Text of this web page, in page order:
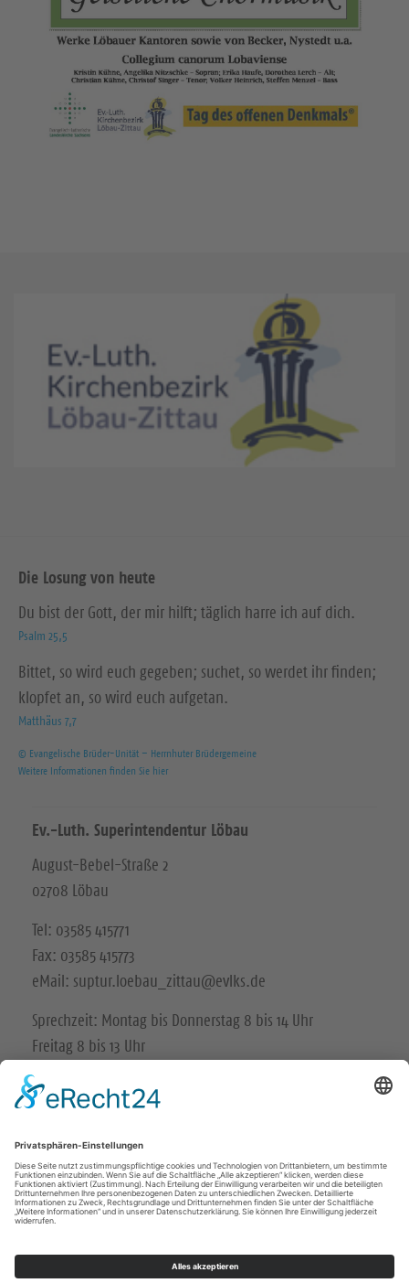
Die Losung von heute
Du bist der Gott, der mir hilft; täglich harre ich auf dich.
Psalm 25,5
Bittet, so wird euch gegeben; suchet, so werdet ihr finden;
klopfet an, so wird euch aufgetan.
Matthäus 7,7
© Evangelische Brüder-Unität – Herrnhuter Brüdergemeine
Weitere Informationen finden Sie hier
Ev.-Luth. Superintendentur Löbau
August-Bebel-Straße 2
02708 Löbau
Tel: 03585 415771
Fax: 03585 415773
eMail: suptur.loebau_zittau@evlks.de
Sprechzeit: Montag bis Donnerstag 8 bis 14 Uhr
Freitag 8 bis 13 Uhr